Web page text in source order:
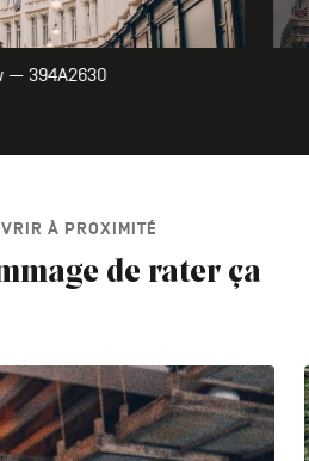
— 394A2630
À PROXIMITÉ
de rater ça